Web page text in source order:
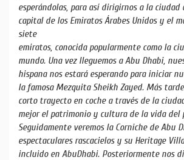
esperándolas, para así dirigirnos a la ciudad
capital de los Emiratos Árabes Unidos y el
siete
emiratos, conocida popularmente como la
mundo. Una vez lleguemos a Abu Dhabi,
hispana nos estará esperando para iniciar
la famosa Mezquita Sheikh Zayed. Más
corto trayecto en coche a través de la
mejor el patrimonio y cultura de la vida del
Seguidamente veremos la Corniche de Abu
espectaculares rascacielos y su Heritage
incluido en AbuDhabi. Posteriormente nos